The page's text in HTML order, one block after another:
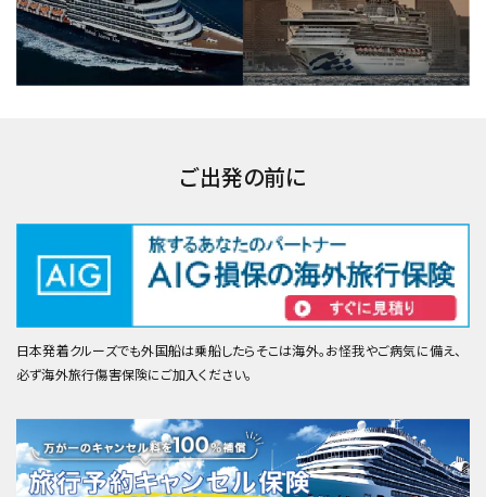
ご出発の前に
日本発着クルーズでも外国船は乗船したらそこは海外。お怪我やご病気に備え、
必ず海外旅行傷害保険にご加入ください。